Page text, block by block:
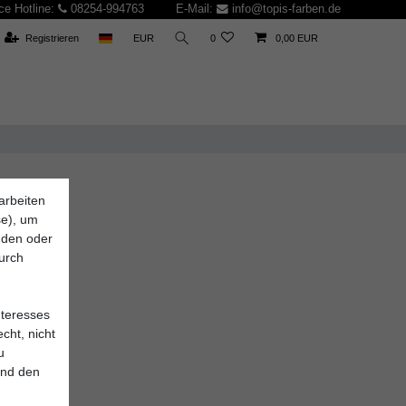
Hotline: 08254-994763 E-Mail: info@topis-farben.de
Registrieren EUR 0 0,00 EUR
um
oder
nicht
den